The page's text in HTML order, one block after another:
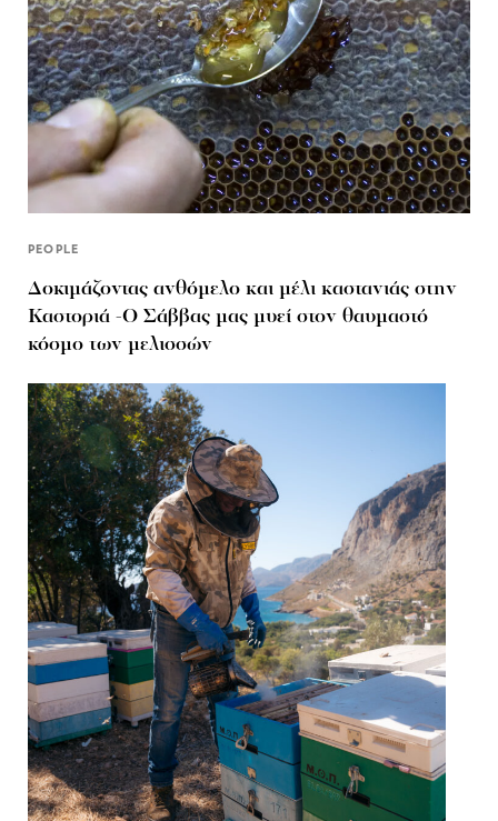
PEOPLE
Δοκιμάζοντας ανθόμελο και μέλι καστανιάς στην
Καστοριά -Ο Σάββας μας μυεί στον θαυμαστό
κόσμο των μελισσών